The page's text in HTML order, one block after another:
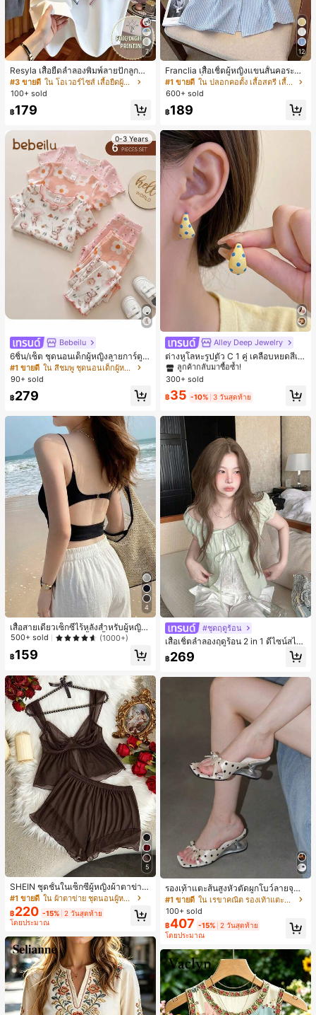
7
Resyla เสื้อยืดลำลองพิมพ์ลายปักลูกปัด
รูปโบว์ขนาดใหญ่สำหรับผู้หญิง
#3 ขายดี
ใน โอเวอร์ไซส์ เสื้อยืดผู้หญิง
100+ sold
฿179
0-3 Years
Bebeilu
6ชิ้น/เซ็ต ชุดนอนเด็กผู้หญิงลายการ์ตูน
หมีและดอกไม้ คอกลม แขนสั้น กางเกง
ขาสั้น ขอบระบาย สวมใส่สบาย
#1 ขายดี
ใน สีชมพู ชุดนอนเด็กผู้หญิง
90+ sold
฿279
4
เสื้อสายเดี่ยวเซ็กซี่ไร้หลังสำหรับผู้หญิง
พร้อมบราแบบมีฟองน้ำ, เสื้อกล้ามแขน
500+ sold (1000+)
฿159
5
SHEIN ชุดชั้นในเซ็กซี่ผู้หญิงผ้าตาข่าย
มีโครงคัพบาง
#1 ขายดี ใน ผ้าตาข่าย ชุดนอนผู้หญิง
฿220 -15% 2 วันสุดท้าย
โดยประมาณ
12
Franclia เสื้อเชิ้ตผู้หญิงแขนสั้นคอระบา
ยกระดุมเดี่ยวลายทาง
#1 ขายดี
ใน ปลอกคอตั้ง เสื้อสตรี เสื้อเบลาส์ & Tee
600+ sold
฿189
Alley Deep Jewelry
ต่างหูโลหะรูปตัว C 1 คู่ เคลือบหยดสีเห
ลือง ลายจุดสีน้ำเงิน สไตล์ยุโรปและอเม
ริกัน แฟชั่นส่วนตัว หวานและสง่างาม
สำหรับผู้หญิงและเด็กหญิง สำหรับการเ
ดินทาง งานแต่งงาน ปาร์ตี้ วันเกิด ของ
#1 ขายดี ใน โบโฮ ต่างหูผู้หญิง
ลูกค้ากลับมาซื้อซ้ำ!
เกือบหมดแล้ว!
#1 ขายดี ใน โบโฮ ต่างหูผู้หญิง
ลูกค้ากลับมาซื้อซ้ำ!
เกือบหมดแล้ว!
#1 ขายดี ใน โบโฮ ต่างหูผู้หญิง
ลูกค้ากลับมาซื้อซ้ำ!
เกือบหมดแล้ว!
#1 ขายดี ใน โบโฮ ต่างหูผู้หญิง
เกือบหมดแล้ว!
300+ sold
฿35 -10% 3 วันสุดท้าย
#ชุดฤดูร้อน
เสื้อเชิ้ตลำลองฤดูร้อน 2 in 1 ดีไซน์สไต
ล์เกาหลี แต่งลูกไม้ต่อผ้า
฿269
รองเท้าแตะส้นสูงหัวตัดผูกโบว์ลายจุดส
ายเดี่ยวส้นไม่สมมาตรสำหรับผู้หญิง, รอ
งเท้าแตะส้นสูงหนังเทียมสีขาวหรูหรา
สำหรับฤดูร้อน
#1 ขายดี
ใน เรขาคณิต รองเท้าแตะส้นสูงผู้หญิง
100+ sold
฿407 -15% 2 วันสุดท้าย
โดยประมาณ